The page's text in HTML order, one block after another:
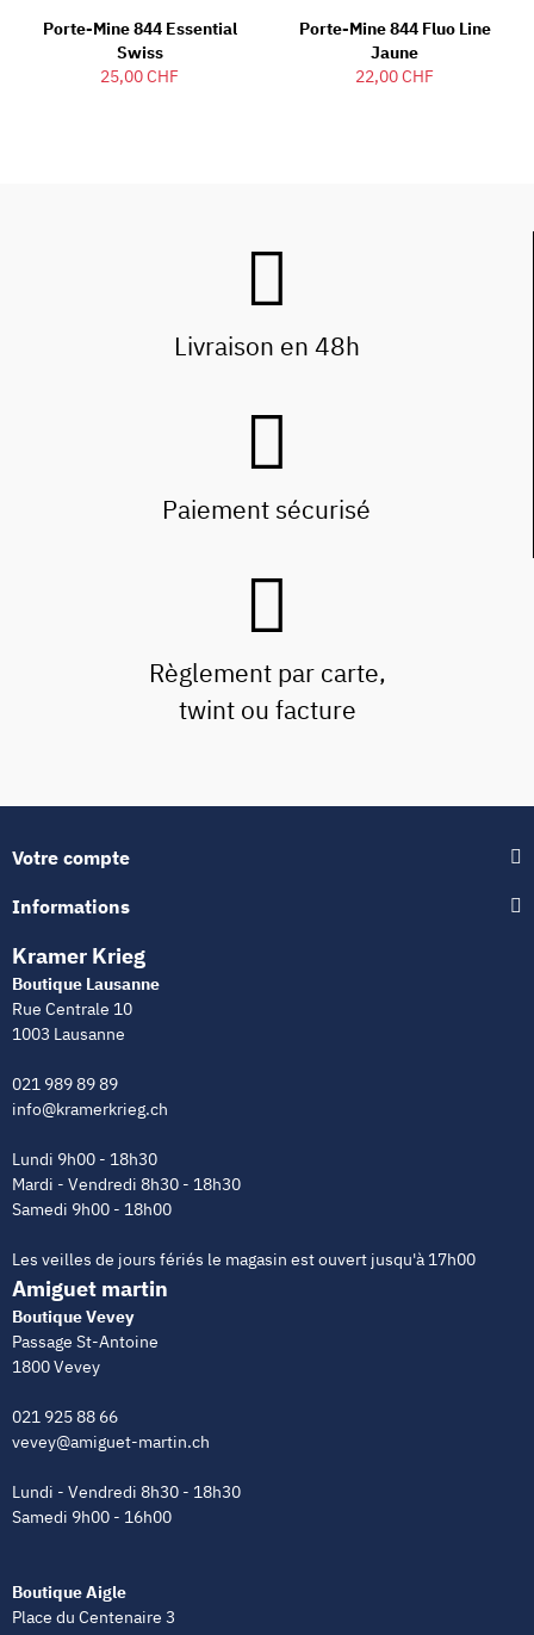
Porte-Mine 844 Essential
Swiss
25,00 CHF
Porte-Mine 844 Fluo Line
Jaune
22,00 CHF
Livraison en 48h
Paiement sécurisé
Règlement par carte,
twint ou facture
Votre compte
Informations
Kramer Krieg
Boutique Lausanne
Rue Centrale 10
1003 Lausanne
021 989 89 89
info@kramerkrieg.ch
Lundi 9h00 - 18h30
Mardi - Vendredi 8h30 - 18h30
Samedi 9h00 - 18h00
Les veilles de jours fériés le magasin est ouvert jusqu'à 17h00
Amiguet martin
Boutique Vevey
Passage St-Antoine
1800 Vevey
021 925 88 66
vevey@amiguet-martin.ch
Lundi - Vendredi 8h30 - 18h30
Samedi 9h00 - 16h00
Boutique Aigle
Place du Centenaire 3